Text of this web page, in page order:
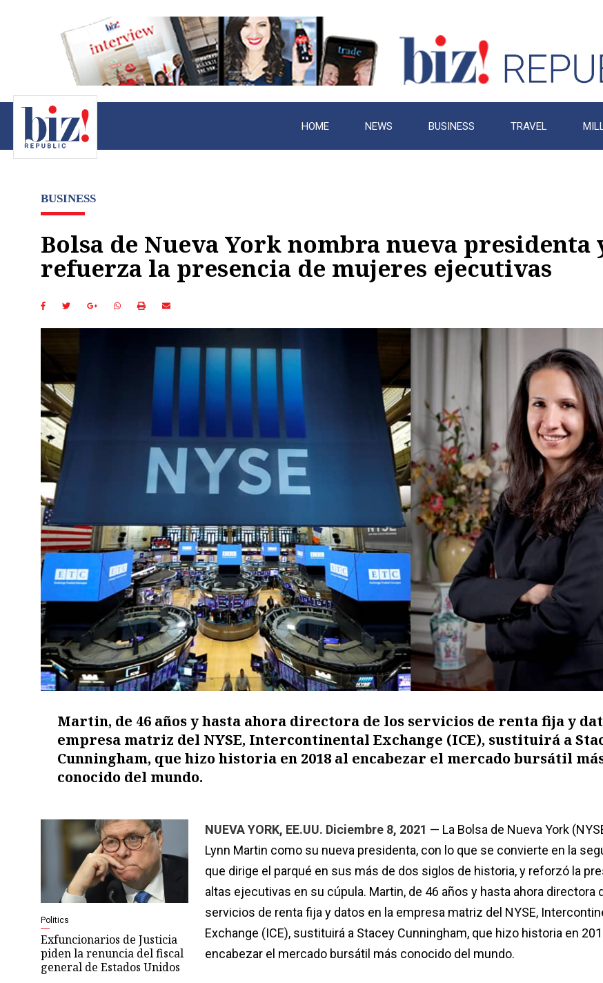
HOME NEWS BUSINESS TRAVEL
BUSINESS
Bolsa de Nueva York nombra nueva presidenta
refuerza la presencia de mujeres ejecutivas
Martin, de 46 años y hasta ahora directora de los servicios de renta fija y
empresa matriz del NYSE, Intercontinental Exchange (ICE), sustituirá a
Cunningham, que hizo historia en 2018 al encabezar el mercado bursátil
conocido del mundo.
Politics
Exfuncionarios de Justicia
piden la renuncia del fiscal
general de Estados Unidos
NUEVA YORK, EE.UU. Diciembre 8, 2021 — La Bolsa de Nueva York
Lynn Martin como su nueva presidenta, con lo que se convierte en la
que dirige el parqué en sus más de dos siglos de historia, y reforzó la
altas ejecutivas en su cúpula. Martin, de 46 años y hasta ahora directora
servicios de renta fija y datos en la empresa matriz del NYSE,
Exchange (ICE), sustituirá a Stacey Cunningham, que hizo historia en
encabezar el mercado bursátil más conocido del mundo.